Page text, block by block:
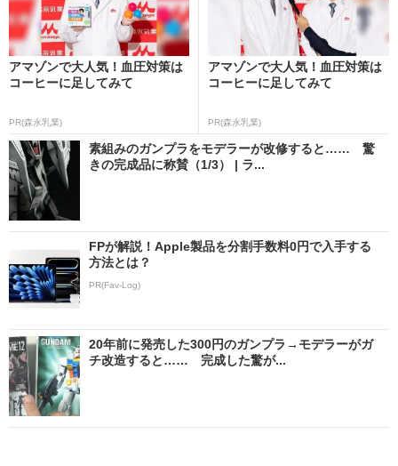
アマゾンで大人気！血圧対策は
コーヒーに足してみて
PR(森永乳業)
アマゾンで大人気！血圧対策は
コーヒーに足してみて
PR(森永乳業)
素組みのガンプラをモデラーが改修すると…… 驚
きの完成品に称賛（1/3） | ラ...
FPが解説！Apple製品を分割手数料0円で入手する
方法とは？
PR(Fav-Log)
20年前に発売した300円のガンプラ→モデラーがガ
チ改造すると…… 完成した驚が...